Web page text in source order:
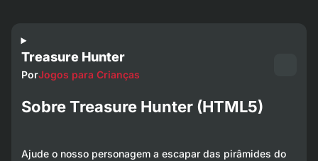
Treasure Hunter
PorJogos para Crianças
Sobre Treasure Hunter (HTML5)
Ajude o nosso personagem a escapar das pirâmides do